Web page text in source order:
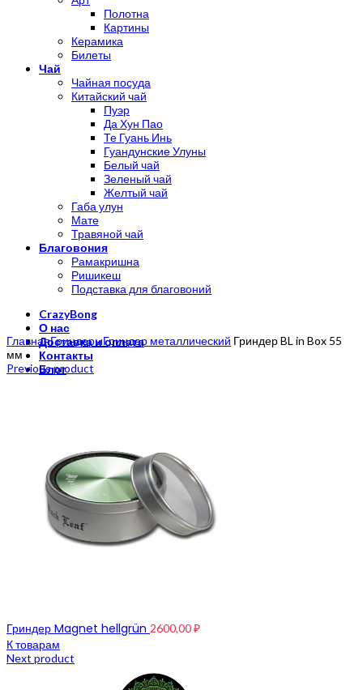
Полотна
Картины
Керамика
Билеты
Чай
Чайная посуда
Китайский чай
Пуэр
Да Хун Пао
Те Гуань Инь
Гуандунские Улуны
Белый чай
Зеленый чай
Желтый чай
Габа улун
Мате
Травяной чай
Благовония
Рамакришна
Ришикеш
Подставка для благовоний
CrazyBong
О нас
Доставка и оплата
Контакты
Блог
Click to enlarge
ГлавнаяГриндерыГриндер металлический Гриндер BL in Box 55
мм
Previous product
Гриндер Magnet hellgrün 2600,00₽
К товарам
Next product